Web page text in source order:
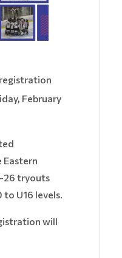
February
Eastern
26 tryouts
U16 levels.
will